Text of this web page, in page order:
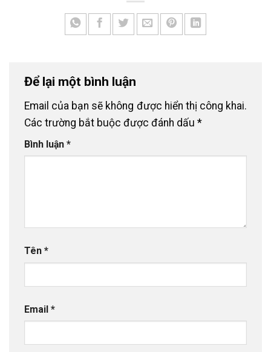
Để lại một bình luận
Email của bạn sẽ không được hiển thị công khai.
Các trường bắt buộc được đánh dấu *
Bình luận *
Tên *
Email *